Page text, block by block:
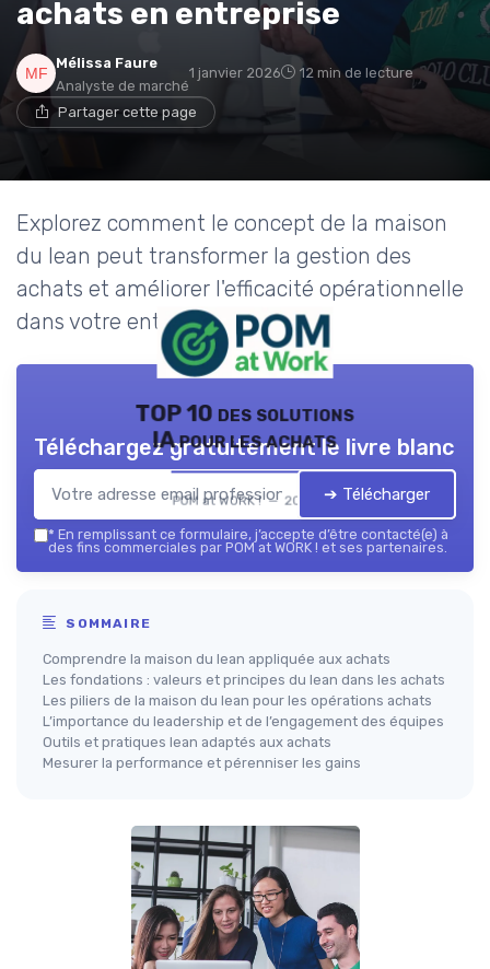
achats en entreprise
Mélissa Faure
Analyste de marché
1 janvier 2026 12 min de lecture
Partager cette page
Explorez comment le concept de la maison
du lean peut transformer la gestion des
achats et améliorer l'efficacité opérationnelle
dans votre entreprise.
TOP 10 des solutions
IA pour les achats
POM at WORK ! — 2026
Téléchargez gratuitement le livre blanc
➔ Télécharger
* En remplissant ce formulaire, j’accepte d’être contacté(e) à
des fins commerciales par POM at WORK ! et ses partenaires.
SOMMAIRE
Comprendre la maison du lean appliquée aux achats
Les fondations : valeurs et principes du lean dans les achats
Les piliers de la maison du lean pour les opérations achats
L’importance du leadership et de l’engagement des équipes
Outils et pratiques lean adaptés aux achats
Mesurer la performance et pérenniser les gains